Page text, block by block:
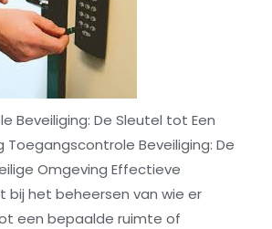
Beveiliging: De Sleutel tot Een
Toegangscontrole Beveiliging: De
Omgeving Effectieve
bij het beheersen van wie er
een bepaalde ruimte of